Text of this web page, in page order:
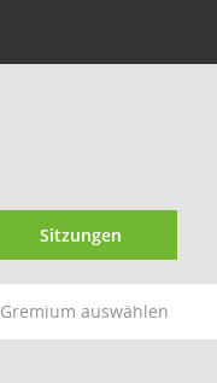
Sitzungen
Gremium auswählen